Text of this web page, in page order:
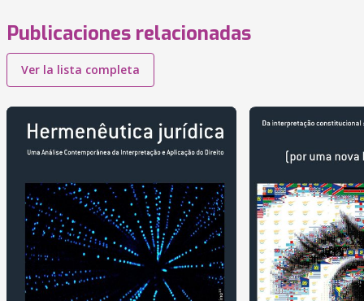
Publicaciones relacionadas
Ver la lista completa